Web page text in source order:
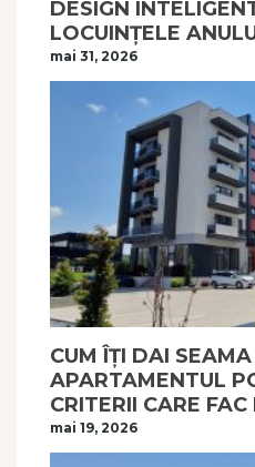
DESIGN
LOCUINȚELE
mai 31, 2026
CUM ÎȚI DAI
APARTAMENTUL
CRITERII CARE
mai 19, 2026